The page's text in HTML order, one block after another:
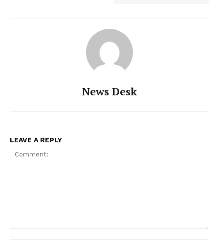
News Desk
LEAVE A REPLY